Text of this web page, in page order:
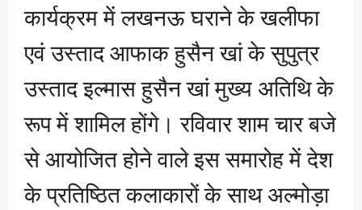
कार्यक्रम में लखनऊ घराने के खलीफा
एवं उस्ताद आफाक हुसैन खां के सुपुत्र
उस्ताद इल्मास हुसैन खां मुख्य अतिथि के
रूप में शामिल होंगे। रविवार शाम चार बजे
से आयोजित होने वाले इस समारोह में देश
के प्रतिष्ठित कलाकारों के साथ अल्मोड़ा